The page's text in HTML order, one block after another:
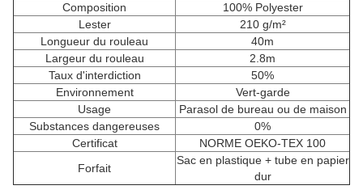
Composition
100% Polyester
Lester
210 g/m²
Longueur du rouleau
40m
Largeur du rouleau
2.8m
Taux d'interdiction
50%
Environnement
Vert-garde
Usage
Parasol de bureau ou de maison
Substances dangereuses
0%
Certificat
NORME OEKO-TEX 100
Forfait
Sac en plastique + tube en papier
dur